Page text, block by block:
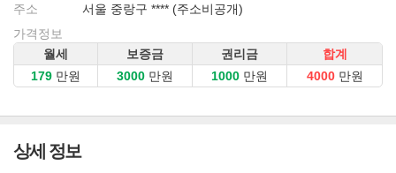
주소
서울 중랑구 **** (주소비공개)
가격정보
월세
보증금 권리금
합계
만원
만원 만원 만원
상세 정보